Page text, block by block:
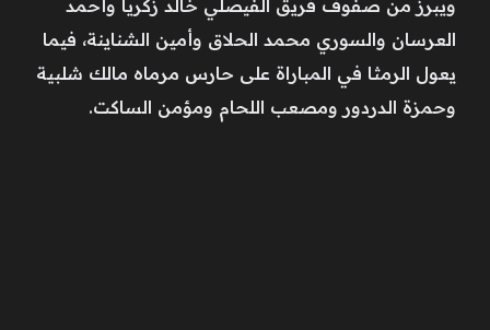
ويبرز من صفوف فريق الفيصلي خالد زكريا وأحمد
العرسان والسوري محمد الحلاق وأمين الشناينة، فيما
يعول الرمثا في المباراة على حارس مرماه مالك شلبية
وحمزة الدردور ومصعب اللحام ومؤمن الساكت.